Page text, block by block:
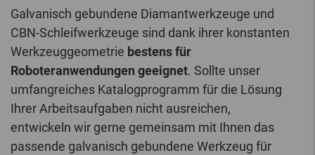
Galvanisch gebundene Diamantwerkzeuge und
CBN-Schleifwerkzeuge sind dank ihrer konstanten
Werkzeuggeometrie bestens für
Roboteranwendungen geeignet. Sollte unser
umfangreiches Katalogprogramm für die Lösung
Ihrer Arbeitsaufgaben nicht ausreichen,
entwickeln wir gerne gemeinsam mit Ihnen das
passende galvanisch gebundene Werkzeug für